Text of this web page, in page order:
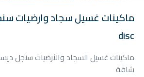
disc
ماكينات غسيل السجاد والأرضيات سنجل
شاقة